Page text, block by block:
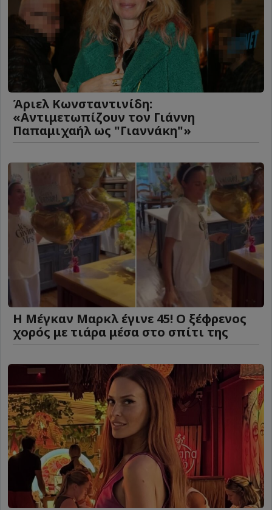
Άριελ Κωνσταντινίδη:
«Αντιμετωπίζουν τον Γιάννη
Παπαμιχαήλ ως "Γιαννάκη"»
Η Μέγκαν Μαρκλ έγινε 45! Ο ξέφρενος
χορός με τιάρα μέσα στο σπίτι της